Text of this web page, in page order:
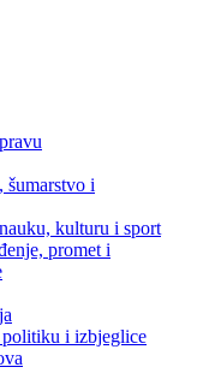
šumarstvo i
kulturu i sport
promet i
i izbjeglice